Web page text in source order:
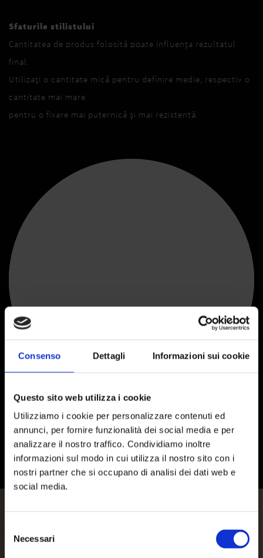
Consenso Dettagli Informazioni sui cookie
Questo sito web utilizza i cookie
Utilizziamo i cookie per personalizzare contenuti ed
annunci, per fornire funzionalità dei social media e per
analizzare il nostro traffico. Condividiamo inoltre
informazioni sul modo in cui utilizza il nostro sito con i
nostri partner che si occupano di analisi dei dati web e
social media.
delNecessari
Sfaturile stilistului
Cantitatea de produs folosită poate influența rezultatul
final.
Utilizați o cantitate mică pentru definire medie, respectiv o
cantitate mai mare
pentru o fixare mai puternică și mai rezistentă.